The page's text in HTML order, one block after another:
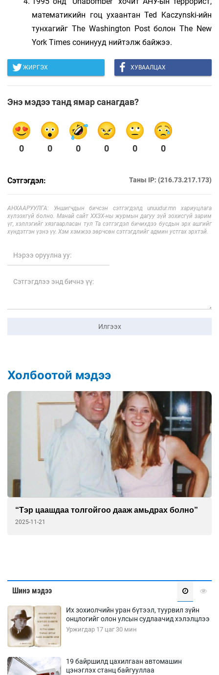
математикийн гоц ухаантан Ted Kaczynski-ийн
тунхагийг The Washington Post болон The New
York Times сонинууд нийтэлж байжээ.
ЖИРГЭХ ХУВААЛЦАХ
Энэ мэдээ танд ямар санагдав?
0 0 0 0 0 0
Сэтгэгдэл: Таны IP: (216.73.217.173)
АНХААРУУЛГА: Уншигчдын бичсэн сэтгэгдэлд unuudur.mn хариуцлага
хүлээхгүй болно. Манай сайт ХХЗХ-ны журмын дагуу зүй зохисгүй зарим
үг, хэллэгийг хязгаарласан тул Та сэтгэгдэл бичихдээ бусдын эрх ашгийг
хүндэтгэн үзнэ үү. Хэм хэмжээ зөрчсөн сэтгэгдлийг админ устгах эрхтэй.
Илгээх
Холбоотой мэдээ
“Тэр цаашдаа толгойгоо дааж амьдрах болно”
2025-11-21
Шинэ мэдээ
Их зохиолчийн уран бүтээл, туурвил зүйн
онцлогийг олон улсын судлаачид хэлэлцлээ
Уржигдар 17 цаг 30 мин
19 байршилд цахилгаан автомашин
цэнэглэх станц байгууллаа